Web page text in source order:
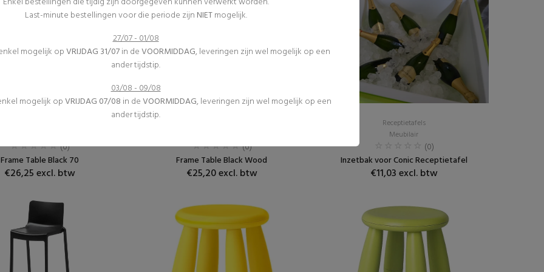
(0)
Frame Table Black 70
€26,25 excl. btw
(0)
Frame Table Black Wood
€25,20 excl. btw
Receptietafels
Meubilair
(0)
Inzetbak voor Conic Receptietafel
€11,03 excl. btw
Last-minute bestellingen voor die periode zijn NIETmogelijk.
27/07 - 01/08
mogelijk opVRIJDAG 31/07in deVOORMIDDAG, leveringen zijn wel mogelijk op een
ander tijdstip.
03/08 - 09/08
mogelijk opVRIJDAG 07/08 in deVOORMIDDAG, leveringen zijn wel mogelijk op een
ander tijdstip.